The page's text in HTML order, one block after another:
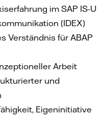
im SAP IS-U
(IDEX)
Verständnis für ABAP
Arbeit
und
Eigeninitiative